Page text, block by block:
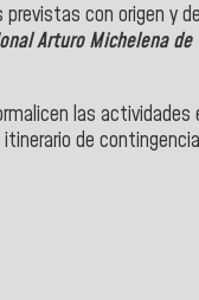
con origen y
Arturo Michelena de
las actividades
de